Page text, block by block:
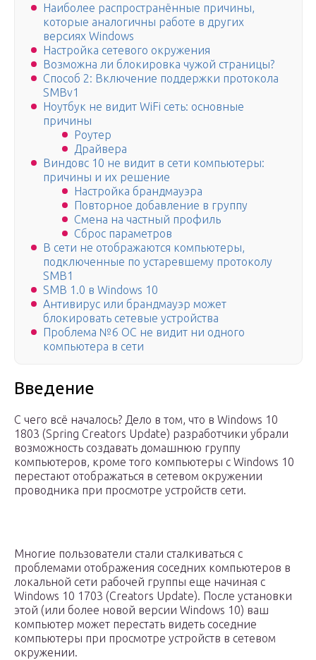
Наиболее распространённые причины,
которые аналогичны работе в других
версиях Windows
Настройка сетевого окружения
Возможна ли блокировка чужой страницы?
Способ 2: Включение поддержки протокола
SMBv1
Ноутбук не видит WiFi сеть: основные
причины
Роутер
Драйвера
Виндовс 10 не видит в сети компьютеры:
причины и их решение
Настройка брандмауэра
Повторное добавление в группу
Смена на частный профиль
Сброс параметров
В сети не отображаются компьютеры,
подключенные по устаревшему протоколу
SMB1
SMB 1.0 в Windows 10
Антивирус или брандмауэр может
блокировать сетевые устройства
Проблема №6 ОС не видит ни одного
компьютера в сети
Введение
С чего всё началось? Дело в том, что в Windows 10
1803 (Spring Creators Update) разработчики убрали
возможность создавать домашнюю группу
компьютеров, кроме того компьютеры с Windows 10
перестают отображаться в сетевом окружении
проводника при просмотре устройств сети.
Многие пользователи стали сталкиваться с
проблемами отображения соседних компьютеров в
локальной сети рабочей группы еще начиная с
Windows 10 1703 (Creators Update). После установки
этой (или более новой версии Windows 10) ваш
компьютер может перестать видеть соседние
компьютеры при просмотре устройств в сетевом
окружении.